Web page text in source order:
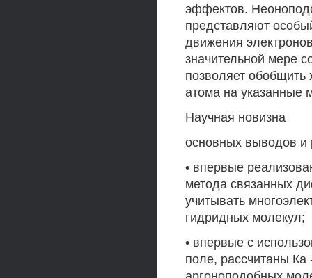
эффектов.
представляют
движения
значительной мере
позволяет
атома на указанные
Научная новизна
основных выводов и
• впервые
метода связанных
учитывать
гидридных молекул;
• впервые с
поле, рассчитаны